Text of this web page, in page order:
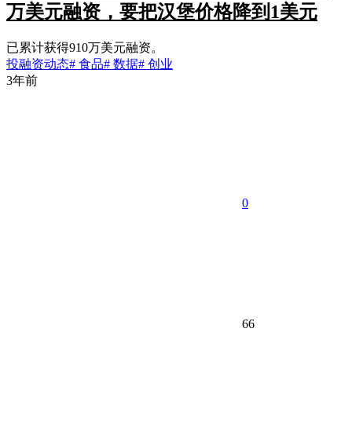
万美元融资，要把汉堡价格降到1美元
已累计获得910万美元融资。
投融资动态# 食品# 数据# 创业
3年前
0
66